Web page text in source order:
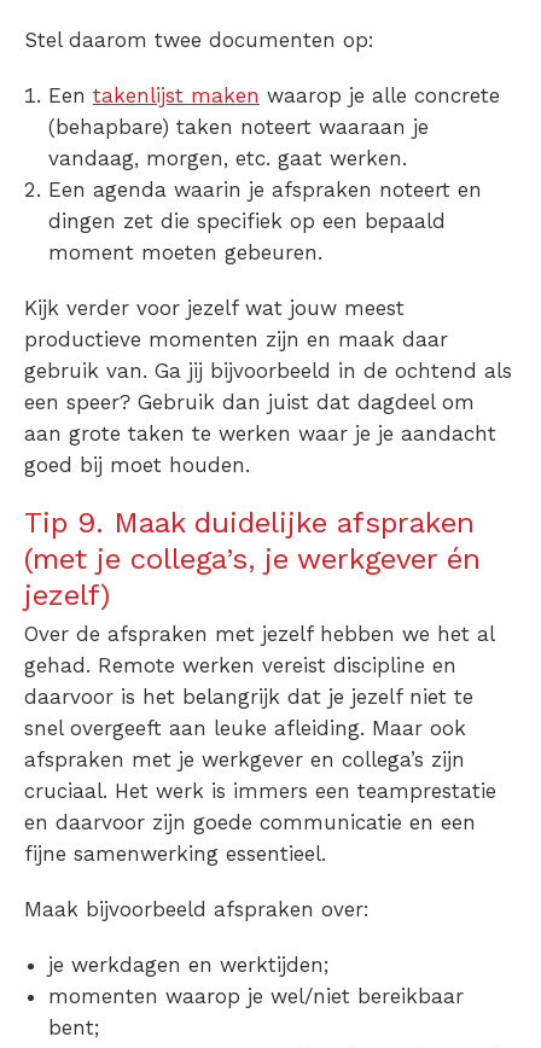
Stel daarom twee documenten op:
Een takenlijst maken waarop je alle concrete
(behapbare) taken noteert waaraan je
vandaag, morgen, etc. gaat werken.
Een agenda waarin je afspraken noteert en
dingen zet die specifiek op een bepaald
moment moeten gebeuren.
Kijk verder voor jezelf wat jouw meest
productieve momenten zijn en maak daar
gebruik van. Ga jij bijvoorbeeld in de ochtend als
een speer? Gebruik dan juist dat dagdeel om
aan grote taken te werken waar je je aandacht
goed bij moet houden.
Tip 9. Maak duidelijke afspraken
(met je collega’s, je werkgever én
jezelf)
Over de afspraken met jezelf hebben we het al
gehad. Remote werken vereist discipline en
daarvoor is het belangrijk dat je jezelf niet te
snel overgeeft aan leuke afleiding. Maar ook
afspraken met je werkgever en collega’s zijn
cruciaal. Het werk is immers een teamprestatie
en daarvoor zijn goede communicatie en een
fijne samenwerking essentieel.
Maak bijvoorbeeld afspraken over:
je werkdagen en werktijden;
momenten waarop je wel/niet bereikbaar
bent;